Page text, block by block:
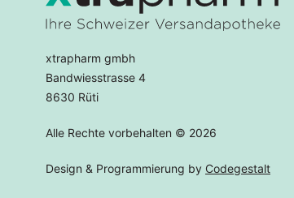
xtrapharm gmbh
Bandwiesstrasse 4
8630 Rüti
Alle Rechte vorbehalten © 2026
Design & Programmierung by Codegestalt